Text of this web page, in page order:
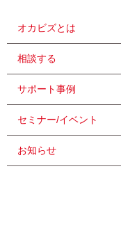
オカビズとは
相談する
サポート事例
セミナー/イベント
お知らせ